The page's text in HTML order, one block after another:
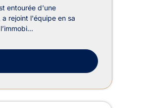
entourée d'une
rejoint l'équipe en sa